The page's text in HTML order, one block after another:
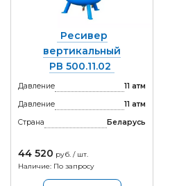
Ресивер
вертикальный
РВ 500.11.02
Давление
11 атм
Давление
11 атм
Страна
Беларусь
44 520 руб. / шт.
Наличие: По запросу